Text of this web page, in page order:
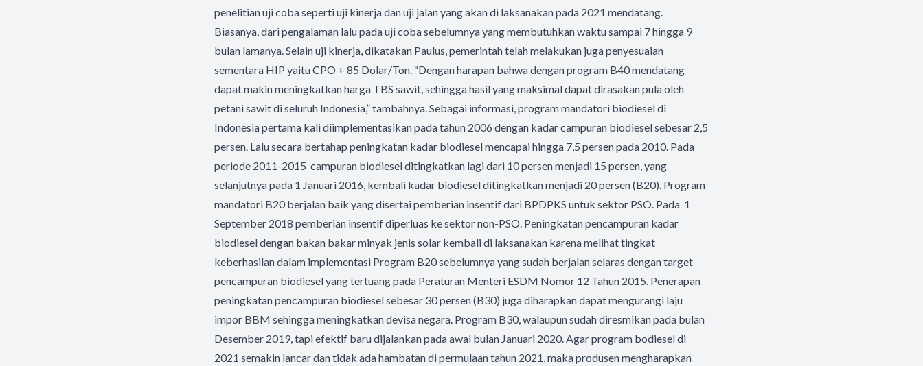
penelitian uji coba seperti uji kinerja dan uji jalan yang akan di laksanakan pada 2021 mendatang.
Biasanya, dari pengalaman lalu pada uji coba sebelumnya yang membutuhkan waktu sampai 7 hingga 9
bulan lamanya. Selain uji kinerja, dikatakan Paulus, pemerintah telah melakukan juga penyesuaian
sementara HIP yaitu CPO + 85 Dolar/Ton. “Dengan harapan bahwa dengan program B40 mendatang
dapat makin meningkatkan harga TBS sawit, sehingga hasil yang maksimal dapat dirasakan pula oleh
petani sawit di seluruh Indonesia,” tambahnya. Sebagai informasi, program mandatori biodiesel di
Indonesia pertama kali diimplementasikan pada tahun 2006 dengan kadar campuran biodiesel sebesar 2,5
persen. Lalu secara bertahap peningkatan kadar biodiesel mencapai hingga 7,5 persen pada 2010. Pada
periode 2011-2015 campuran biodiesel ditingkatkan lagi dari 10 persen menjadi 15 persen, yang
selanjutnya pada 1 Januari 2016, kembali kadar biodiesel ditingkatkan menjadi 20 persen (B20). Program
mandatori B20 berjalan baik yang disertai pemberian insentif dari BPDPKS untuk sektor PSO. Pada 1
September 2018 pemberian insentif diperluas ke sektor non-PSO. Peningkatan pencampuran kadar
biodiesel dengan bakan bakar minyak jenis solar kembali di laksanakan karena melihat tingkat
keberhasilan dalam implementasi Program B20 sebelumnya yang sudah berjalan selaras dengan target
pencampuran biodiesel yang tertuang pada Peraturan Menteri ESDM Nomor 12 Tahun 2015. Penerapan
peningkatan pencampuran biodiesel sebesar 30 persen (B30) juga diharapkan dapat mengurangi laju
impor BBM sehingga meningkatkan devisa negara. Program B30, walaupun sudah diresmikan pada bulan
Desember 2019, tapi efektif baru dijalankan pada awal bulan Januari 2020. Agar program bodiesel di
2021 semakin lancar dan tidak ada hambatan di permulaan tahun 2021, maka produsen mengharapkan